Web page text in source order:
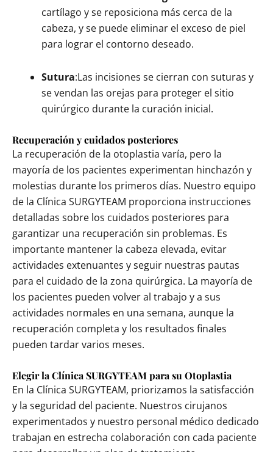
cartílago y se reposiciona más cerca de la
cabeza, y se puede eliminar el exceso de piel
para lograr el contorno deseado.
Sutura:Las incisiones se cierran con suturas y
se vendan las orejas para proteger el sitio
quirúrgico durante la curación inicial.
Recuperación y cuidados posteriores
La recuperación de la otoplastia varía, pero la
mayoría de los pacientes experimentan hinchazón y
molestias durante los primeros días. Nuestro equipo
de la Clínica SURGYTEAM proporciona instrucciones
detalladas sobre los cuidados posteriores para
garantizar una recuperación sin problemas. Es
importante mantener la cabeza elevada, evitar
actividades extenuantes y seguir nuestras pautas
para el cuidado de la zona quirúrgica. La mayoría de
los pacientes pueden volver al trabajo y a sus
actividades normales en una semana, aunque la
recuperación completa y los resultados finales
pueden tardar varios meses.
Elegir la Clínica SURGYTEAM para su Otoplastia
En la Clínica SURGYTEAM, priorizamos la satisfacción
y la seguridad del paciente. Nuestros cirujanos
experimentados y nuestro personal médico dedicado
trabajan en estrecha colaboración con cada paciente